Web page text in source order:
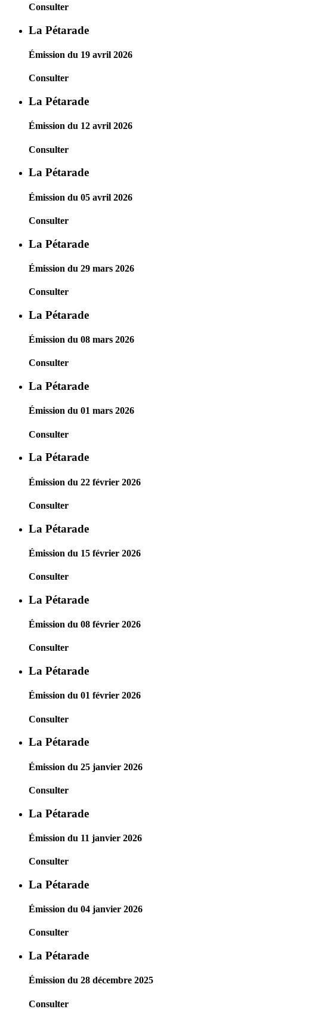
Consulter
La Pétarade
Émission du 19 avril 2026
Consulter
La Pétarade
Émission du 12 avril 2026
Consulter
La Pétarade
Émission du 05 avril 2026
Consulter
La Pétarade
Émission du 29 mars 2026
Consulter
La Pétarade
Émission du 08 mars 2026
Consulter
La Pétarade
Émission du 01 mars 2026
Consulter
La Pétarade
Émission du 22 février 2026
Consulter
La Pétarade
Émission du 15 février 2026
Consulter
La Pétarade
Émission du 08 février 2026
Consulter
La Pétarade
Émission du 01 février 2026
Consulter
La Pétarade
Émission du 25 janvier 2026
Consulter
La Pétarade
Émission du 11 janvier 2026
Consulter
La Pétarade
Émission du 04 janvier 2026
Consulter
La Pétarade
Émission du 28 décembre 2025
Consulter